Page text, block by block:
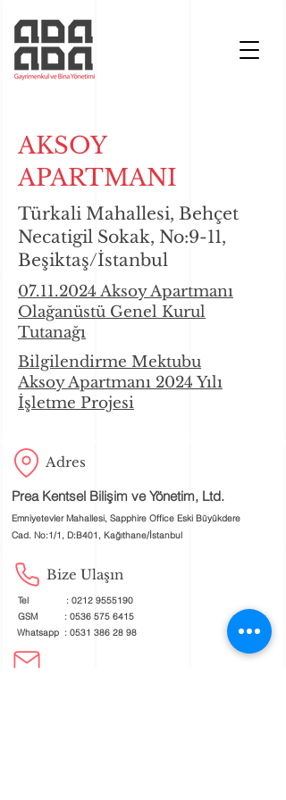
AKSOY
APARTMANI
Türkali Mahallesi, Behçet
Necatigil Sokak, No:9-11,
Beşiktaş/İstanbul
07.11.2024 Aksoy Apartmanı
Olağanüstü Genel Kurul
Tutanağı
Bilgilendirme Mektubu
Aksoy Apartmanı 2024 Yılı
İşletme Projesi
Adres
Prea Kentsel Bilişim ve Yönetim, Ltd.
Emniyetevler Mahallesi, Sapphire Office Eski Büyükdere
Cad. No:1/1, D:B401, Kağıthane/İstanbul
Bize Ulaşın
Tel : 0212 9555190
GSM : 0536 575 6415
Whatsapp : 0531 386 28 98